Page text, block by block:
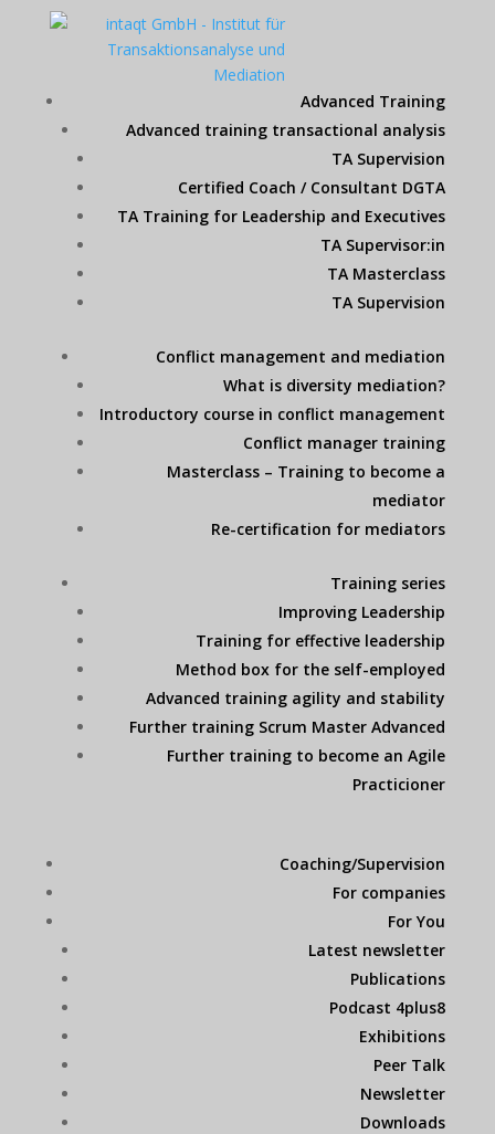
Advanced Training
Advanced training transactional analysis
TA Supervision
Certified Coach / Consultant DGTA
TA Training for Leadership and Executives
TA Supervisor:in
TA Masterclass
TA Supervision
Conflict management and mediation
What is diversity mediation?
Introductory course in conflict management
Conflict manager training
Masterclass – Training to become a
mediator
Re-certification for mediators
Training series
Improving Leadership
Training for effective leadership
Method box for the self-employed
Advanced training agility and stability
Further training Scrum Master Advanced
Further training to become an Agile
Practicioner
Coaching/Supervision
For companies
For You
Latest newsletter
Publications
Podcast 4plus8
Exhibitions
Peer Talk
Newsletter
Downloads